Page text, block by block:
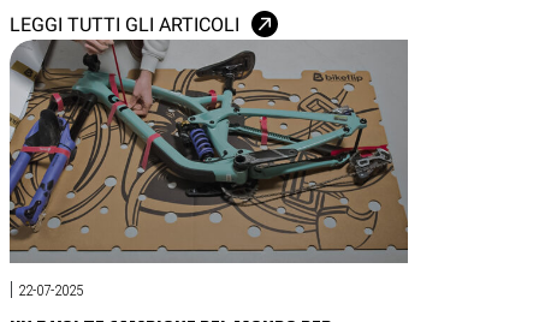
LEGGI TUTTI GLI ARTICOLI
| 22-07-2025